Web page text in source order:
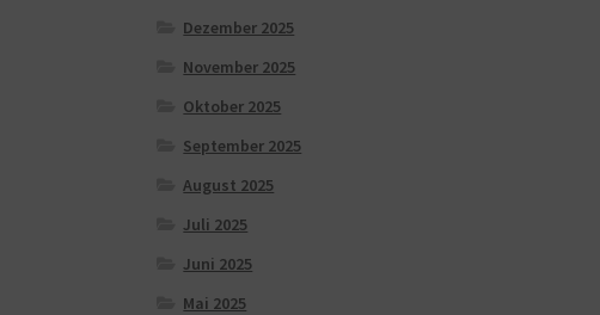
Dezember 2025
November 2025
Oktober 2025
September 2025
August 2025
Juli 2025
Juni 2025
Mai 2025